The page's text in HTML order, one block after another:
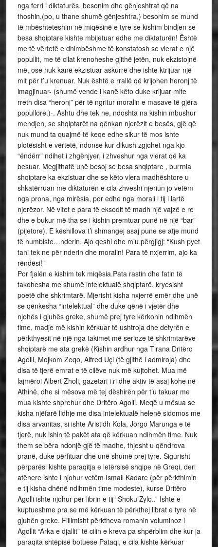
nga ferri i diktaturës, besonim dhe gënjeshtrat që na
thoshin,(po, u thane shumë gënjeshtra,) besonim se mund
të mbështeteshim në miqësinë e tyre se kishim bindjen se
besa shqiptare kishte mbijetuar edhe me diktaturën! Është
me të vërtetë e dhimbëshme të konstatosh se vlerat e një
popullit, me të cilat krenoheshe gjithë jetën, nuk ekzistojnë
më, ose nuk kanë ekzistuar askurrë dhe ishte ktrijuar një
mit për t’u krenuar. Nuk është e rrallë që krijohen heronj të
imagjinuar- (shumë vende i kanë këto duke krijuar mite
rreth disa “heronj” për të ngritur moralin e masave të gjëra
popullore.)-. Ashtu dhe tek ne, ndoshta na kishin mbushur
mendjen, se shqiptarët na qënkan njerëzit e besës, gjë që
nuk mund ta quajmë të keqe edhe sikur të mos ishte
plotësisht e vërtetë, ndonse kur dikush zgjohet nga kjo
“ëndërr” ndihet i zhgënjyer, i zhveshur nga vlerat që ka
besuar. Megjithatë unë besoj se besa shqiptare , burrnia
shqiptare ka ekzistuar dhe se këto vlera madhështore u
shkatërruan me diktaturën e cila zhveshi njeriun jo vetëm
nga prona, nga mirësia, por edhe nga morali i tij i lartë
njerëzor. Në vitet e para të eksodit të madh një vajzë e re
dhe e bukur më tha se i kishin premtuar punë në një “bar”
(pijetore). E këshillova t’i shmangej asaj pune se atje mund
të humbiste…nderin. Ajo qeshi dhe m’u përgjigj: “Kush pyet
tani tek ne për nderin dhe moralin! Para të nxjerrim, ajo ka
rëndësi!”
Por fjalën e kishim tek miqësia.Pata rastin dhe fatin të
takohesha me shumë intelektualë shqiptarë, kryesisht
poetë dhe shkrimtarë. Mjerisht kisha nxjerrë emër dhe unë
se qënkesha “intelektual” dhe duke qënë i vjetër dhe
njohës i gjuhës greke, shumë prej tyre kërkonin ndihmën
time, madje më kishin kërkuar të ushtroja dhe detyrën e
përkthyesit në një nga takimet më serioze të shkrimtarëve
shqiptarë me ata grekë (Kishin ardhur nga Tirana Dritëro
Agolli, Mojkom Zeqo, Alfred Uçi (të gjithë i admiroja) dhe
disa të tjerë emrat e të cilëve nuk më kujtohet. Mua më
lajmëroi Albert Zholi, gazetari i ri dhe aktiv të asaj kohe në
Athinë, dhe si mësova më tej dëshirën për t’u takuar me
mua kishte shprehur dhe Dritëro Agolli. Meqë u mësua se
kisha njëfarë lidhje me disa intelektualë helenë sidomos me
disa arvanitas, si ishte Aristidh Kola, Jorgo Marunga e të
tjerë, nuk ishin të pakët ata që kërkuan ndihmën time. Nuk
them se bëra ndonjë gjë të madhe, thjesht u qëndrova
pranë, duke përfituar dhe unë shumë prej tyre. Sigurisht
përparësi kishte paraqitja e letërsisë shqipe në Greqi, deri
atëhere ishte i njohur vetëm Ismail Kadare (për përkthimin
e tij kisha dhënë ndihmën time modeste), kurse Dritëro
Agolli ishte njohur për librin e tij “Shoku Zylo..” Ishte e
kuptueshme pra se më kërkuan të përkthej librat e tyre në
gjuhën greke. Fillimisht përktheva romanin voluminoz i
Agollit “Arka e djallit” të cilin e kreva pa shpërblim dhe kur ja
paraqita shtëpisë botuese Pataqi, e cila kishte kërkuar